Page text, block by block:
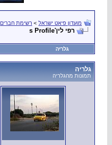
מועדון פיאט ישראל > רשימת חברים
רפי לין's Profile
גלריה
גלריה
תמונות מהגלריה